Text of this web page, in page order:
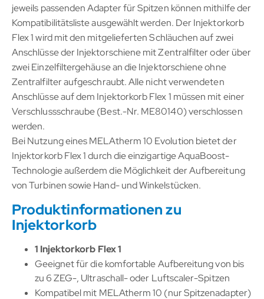
jeweils passenden Adapter für Spitzen können mithilfe der
Kompatibilitätsliste ausgewählt werden. Der Injektorkorb
Flex 1 wird mit den mitgelieferten Schläuchen auf zwei
Anschlüsse der Injektorschiene mit Zentralfilter oder über
zwei Einzelfiltergehäuse an die Injektorschiene ohne
Zentralfilter aufgeschraubt. Alle nicht verwendeten
Anschlüsse auf dem Injektorkorb Flex 1 müssen mit einer
Verschlussschraube (Best.-Nr. ME80140) verschlossen
werden.
Bei Nutzung eines MELAtherm 10 Evolution bietet der
Injektorkorb Flex 1 durch die einzigartige AquaBoost-
Technologie außerdem die Möglichkeit der Aufbereitung
von Turbinen sowie Hand- und Winkelstücken.
Produktinformationen zu
Injektorkorb
1 Injektorkorb Flex 1
Geeignet für die komfortable Aufbereitung von bis
zu 6 ZEG-, Ultraschall- oder Luftscaler-Spitzen
Kompatibel mit MELAtherm 10 (nur Spitzenadapter)